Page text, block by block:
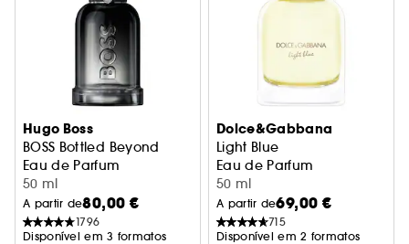
Hugo Boss
BOSS Bottled Beyond
Eau de Parfum
50 ml
A partir de80,00 €
1796
Disponível em 3 formatos
Dolce&Gabbana
Light Blue
Eau de Parfum
50 ml
A partir de69,00 €
715
Disponível em 2 formatos